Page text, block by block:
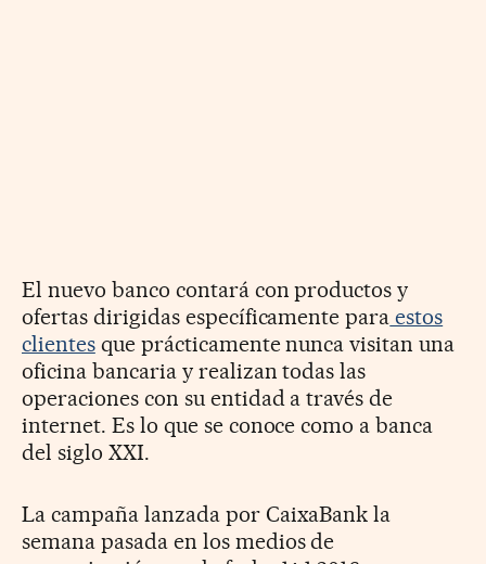
El nuevo banco contará con productos y
ofertas dirigidas específicamente para estos
clientesque prácticamente nunca visitan una
oficina bancaria y realizan todas las
operaciones con su entidad a través de
internet. Es lo que se conoce como a banca
del siglo XXI.
La campaña lanzada por CaixaBank la
semana pasada en los medios de